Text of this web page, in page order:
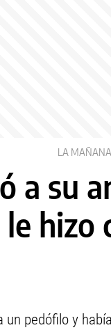
LA MAÑANA
a su
hizo
pedófilo y